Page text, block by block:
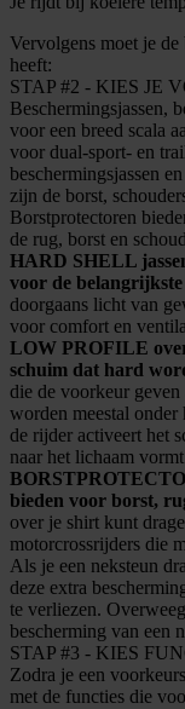
Vervolgens moet je
heeft:
STAP #2 - KIES JE
Beschermingsjassen,
voor een breed scala
voor dual-sport- en
beschermingsjassen
zijn de borst,
Borstprotectoren
de rug, borst en
HARD SHELL
voor de belangrijkste
doorgaans licht van
voor comfort en
LOW PROFILE
schuim dat hard
die de voorkeur geven
worden meestal onder
de rijder activeert het
naar het lichaam
bieden voor borst,
over je shirt kunt
motorcrossrijders die
Als je een neksteun
deze extra
te verliezen.
bescherming van een
STAP #3 - KIES
Zodra je een
met de functies die